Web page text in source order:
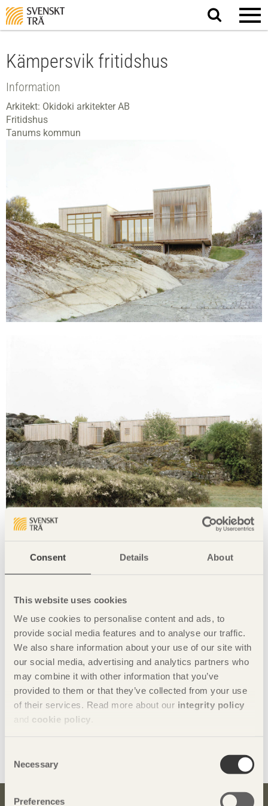
Consent Details About
This website uses cookies
We use cookies to personalise content and ads, to
provide social media features and to analyse our traffic.
We also share information about your use of our site with
our social media, advertising and analytics partners who
may combine it with other information that you’ve
provided to them or that they’ve collected from your use
of their services. Read more about our integrity policy
and cookie policy
Selection
Necessary
Preferences
Sök
på
Kämpersvik fritidshus
Information
Arkitekt: Okidoki arkitekter AB
Fritidshus
Tanums kommun